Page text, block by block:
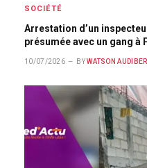
SOCIÉTÉ
Arrestation d’un
présumée avec un gang à
10/07/2026 BY WATSON